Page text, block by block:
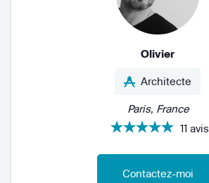
Olivier
Architecte
Paris, France
11 avis
Contactez-moi